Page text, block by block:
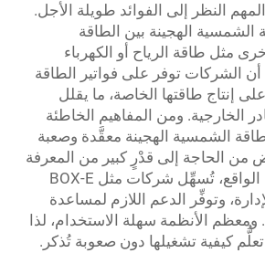
النظر إلى الفوائد طويلة الأجل.
الشمسية الهجينة بين الطاقة
مثل طاقة الرياح أو الكهرباء
أن الشركات توفر على فواتير الطاقة
إنتاج طاقتها الخاصة، ما يقلل
الخارجية. ومن المفاهيم الخاطئة
الشمسية الهجينة معقَّدة وصعبة
من الحاجة إلى قدْرٍ كبير من المعرفة
التقنية لإدارتها. وفي الواقع، تُسهِّل شركات مثل BOX-E
وتوفِّر الدعم اللازم لمساعدة
ومعظم الأنظمة سهلة الاستخدام، لذا
كيفية تشغيلها دون صعوبة تُذكر.